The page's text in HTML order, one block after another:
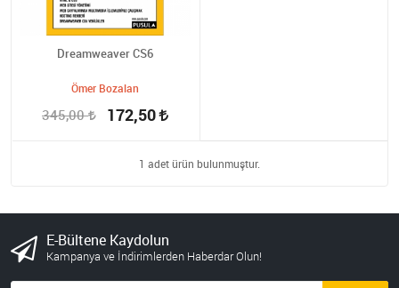
Dreamweaver CS6
Ömer Bozalan
345,00 172,50
1 adet ürün bulunmuştur.
E-Bültene Kaydolun
Kampanya ve İndirimlerden Haberdar Olun!